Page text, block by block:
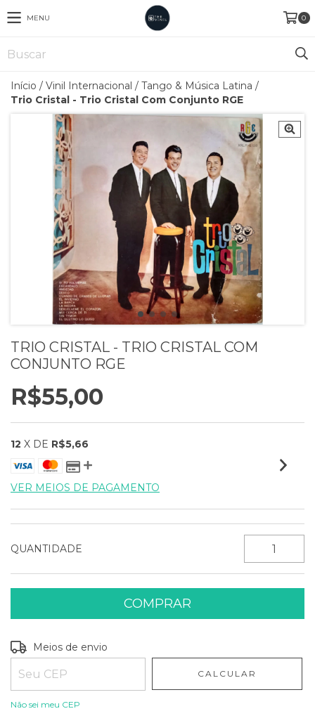
MENU 0
Início / Vinil Internacional / Tango & Música Latina /
Trio Cristal - Trio Cristal Com Conjunto RGE
TRIO CRISTAL - TRIO CRISTAL COM
CONJUNTO RGE
R$55,00
12 X DE R$5,66
VER MEIOS DE PAGAMENTO
QUANTIDADE
Entregas para o CEP:
Meios de envio
CALCULAR
Não sei meu CEP